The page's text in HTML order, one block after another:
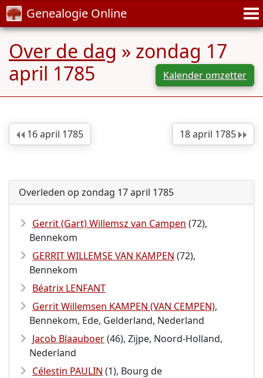
Genealogie Online
Over de dag » zondag 17
april 1785
Kalender omzetter
18 april 1785
16 april 1785
Overleden op zondag 17 april 1785
Gerrit (Gart) Willemsz van Campen (72),
Bennekom
GERRIT WILLEMSE VAN KAMPEN (72),
Bennekom
Béatrix LENFANT
Gerrit Willemsen KAMPEN (VAN CEMPEN),
Bennekom, Ede, Gelderland, Nederland
Jacob Blaauboer(46), Zijpe, Noord-Holland,
Nederland
Célestin PAULIN (1), Bourg de